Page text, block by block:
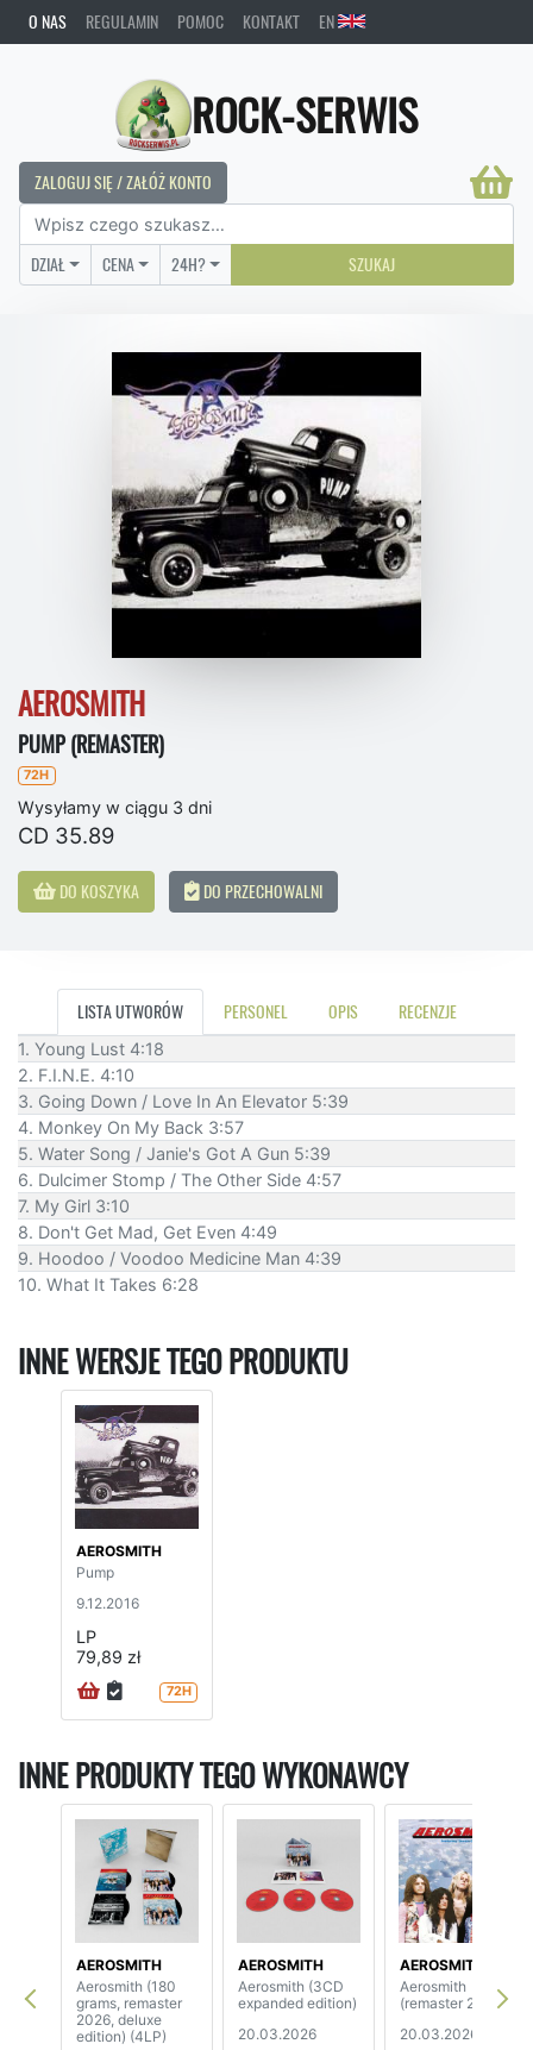
O NAS REGULAMIN POMOC KONTAKT EN
ROCK-SERWIS
ZALOGUJ SIĘ / ZAŁÓŻ KONTO
DZIAŁ CENA 24H? SZUKAJ
AEROSMITH
PUMP (REMASTER)
72H
Wysyłamy w ciągu 3 dni
CD 35.89
DO KOSZYKA DO PRZECHOWALNI
LISTA UTWORÓW PERSONEL OPIS RECENZJE
1. Young Lust 4:18
2. F.I.N.E. 4:10
3. Going Down / Love In An Elevator 5:39
4. Monkey On My Back 3:57
5. Water Song / Janie's Got A Gun 5:39
6. Dulcimer Stomp / The Other Side 4:57
7. My Girl 3:10
8. Don't Get Mad, Get Even 4:49
9. Hoodoo / Voodoo Medicine Man 4:39
10. What It Takes 6:28
INNE WERSJE TEGO PRODUKTU
AEROSMITH
Pump
9.12.2016
LP
79,89 zł
72H
INNE PRODUKTY TEGO WYKONAWCY
AEROSMITH
Aerosmith (180
grams, remaster
2026, deluxe
edition) (4LP)
AEROSMITH
Aerosmith (3CD
expanded edition)
20.03.2026
AEROSMITH
Aerosmith
(remaster 2026)
20.03.2026